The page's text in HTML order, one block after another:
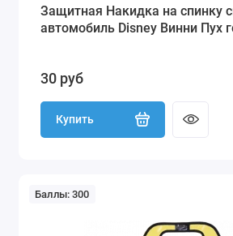
Защитная Накидка на спинку
автомобиль Disney Винни Пух
30 руб
Купить
Баллы: 300